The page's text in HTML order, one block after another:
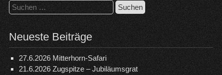
Suchen
nach:
Neueste Beiträge
27.6.2026 Mitterhorn-Safari
21.6.2026 Zugspitze – Jubiläumsgrat